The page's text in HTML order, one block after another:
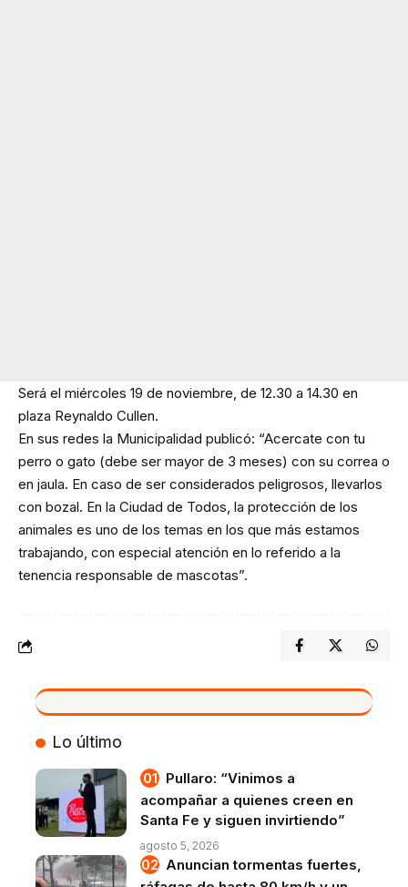
Será el miércoles 19 de noviembre, de 12.30 a 14.30 en
plaza Reynaldo Cullen.
En sus redes la Municipalidad publicó: “Acercate con tu
perro o gato (debe ser mayor de 3 meses) con su correa o
en jaula. En caso de ser considerados peligrosos, llevarlos
con bozal. En la Ciudad de Todos, la protección de los
animales es uno de los temas en los que más estamos
trabajando, con especial atención en lo referido a la
tenencia responsable de mascotas”.
VIVO
Lo último
Pullaro: “Vinimos a
acompañar a quienes creen en
Santa Fe y siguen invirtiendo”
agosto 5, 2026
Anuncian tormentas fuertes,